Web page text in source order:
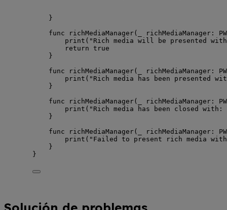
}
func
richMediaManager( richMediaManager :
print ( " Rich media will be presented
return
true
}
func
richMediaManager( richMediaManager :
print ( " Rich media has been presented
}
func
richMediaManager( richMediaManager :
print ( " Rich media has been closed with:
}
func
richMediaManager( richMediaManager :
print ( " Failed to present rich media
}
}